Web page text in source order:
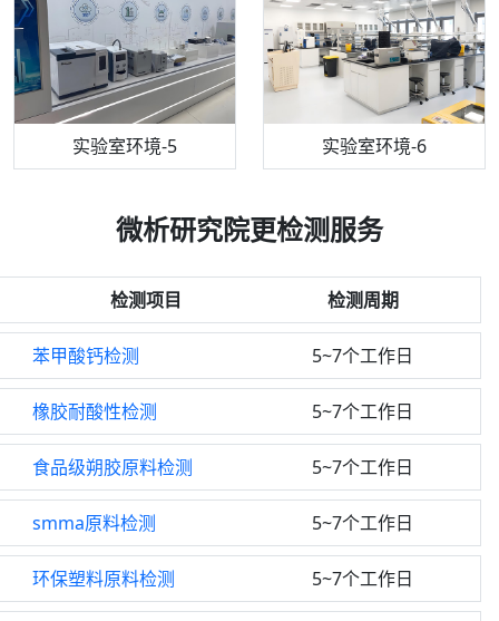
实验室环境-5 实验室环境-6
机构质检技术员-5 机构质检技术员-6
气相色谱仪 万能力学试验仪
微析研究院更检测服务
检测项目 检测周期
苯甲酸钙检测 5~7个工作日
橡胶耐酸性检测 5~7个工作日
食品级朔胶原料检测 5~7个工作日
smma原料检测 5~7个工作日
环保塑料原料检测 5~7个工作日